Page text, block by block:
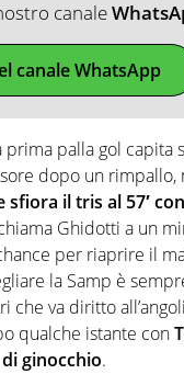
canale
canale WhatsApp
palla gol capita
dopo un rimpallo,
sfiora il tris al 57′
Ghidotti a un
per riaprire il
la Samp è
va diritto
qualche istante con
ginocchio.